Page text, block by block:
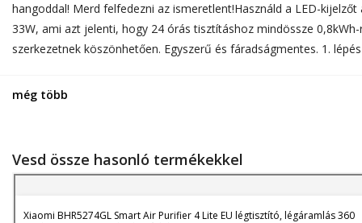
hangoddal! Merd felfedezni az ismeretlent!Használd a LED-
33W, ami azt jelenti, hogy 24 órás tisztításhoz mindössze
szerkezetnek köszönhetően. Egyszerű és fáradságmentes. 1.
még több
Vesd össze hasonló termékekkel
Xiaomi BHR5274GL Smart Air Purifier 4 Lite EU légtisztító, légáramlás 360